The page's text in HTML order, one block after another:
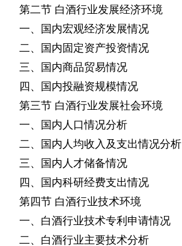
第二节 白酒行业发展经济环境
一、国内宏观经济发展情况
二、国内固定资产投资情况
三、国内商品贸易情况
四、国内投融资规模情况
第三节 白酒行业发展社会环境
一、国内人口情况分析
二、国内人均收入及支出情况分析
三、国内人才储备情况
四、国内科研经费支出情况
第四节 白酒行业技术环境
一、白酒行业技术专利申请情况
二、白酒行业主要技术分析